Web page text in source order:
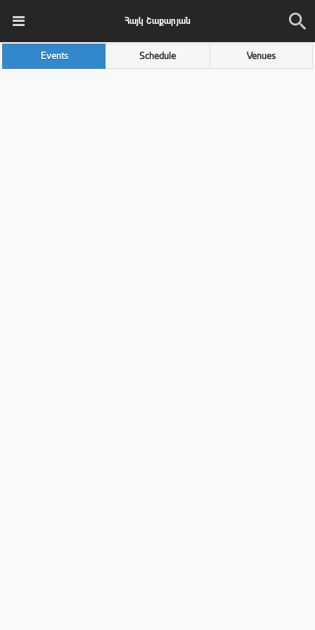
Հայկ Շաքարյան
Events Schedule Venues